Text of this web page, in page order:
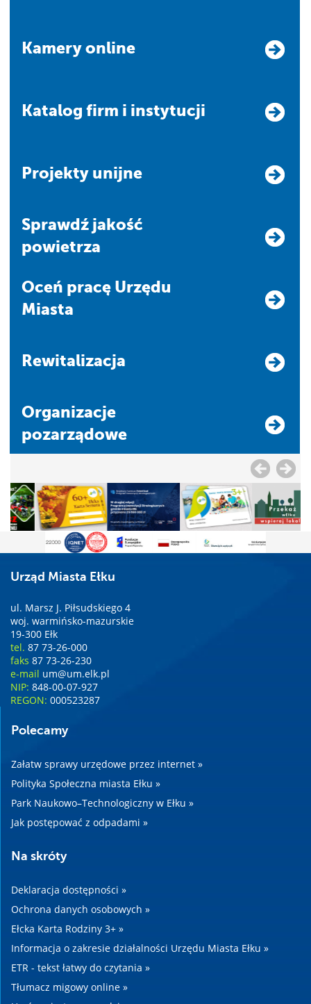
Kamery online
Katalog firm i instytucji
Projekty unijne
Sprawdź jakość
powietrza
Oceń pracę Urzędu
Miasta
Rewitalizacja
Organizacje
pozarządowe
Urząd Miasta Ełku
ul. Marsz J. Piłsudskiego 4
woj. warmińsko-mazurskie
19-300 Ełk
tel. 87 73-26-000
faks 87 73-26-230
e-mail um@um.elk.pl
NIP: 848-00-07-927
REGON: 000523287
Polecamy
Załatw sprawy urzędowe przez internet »
Polityka Społeczna miasta Ełku »
Park Naukowo–Technologiczny w Ełku »
Jak postępować z odpadami »
Na skróty
Deklaracja dostępności »
Ochrona danych osobowych »
Ełcka Karta Rodziny 3+ »
Informacja o zakresie działalności Urzędu Miasta Ełku »
ETR - tekst łatwy do czytania »
Tłumacz migowy online »